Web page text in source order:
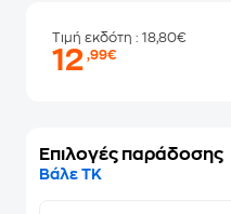
Τιμή εκδότη : 18,80€
12,99€
Επιλογές παράδοσης
Βάλε ΤΚ